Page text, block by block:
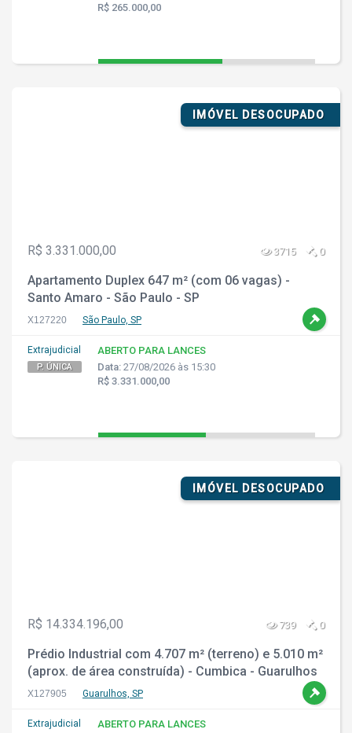
R$ 265.000,00
IMÓVEL DESOCUPADO
R$ 3.331.000,00 3715 0
Apartamento Duplex 647 m² (com 06 vagas) -
Santo Amaro - São Paulo - SP
X127220 São Paulo, SP
Extrajudicial
P. ÚNICA
ABERTO PARA LANCES
Data: 27/08/2026 às 15:30
R$ 3.331.000,00
IMÓVEL DESOCUPADO
R$ 14.334.196,00 739 0
Prédio Industrial com 4.707 m² (terreno) e 5.010 m²
(aprox. de área construída) - Cumbica - Guarulhos
- SP
X127905 Guarulhos, SP
Extrajudicial
ABERTO PARA LANCES